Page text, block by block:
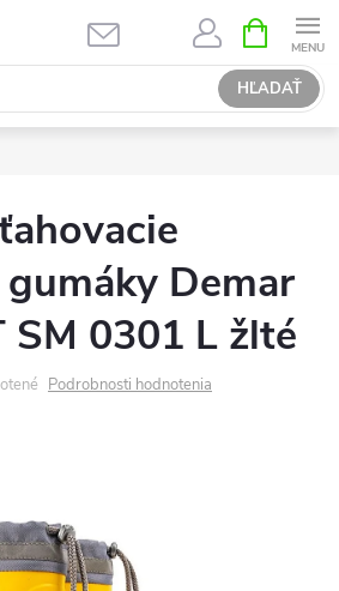
HĽADAŤ
KOŠÍK
Demar
SM 0301 L žlté
Podrobnosti hodnotenia